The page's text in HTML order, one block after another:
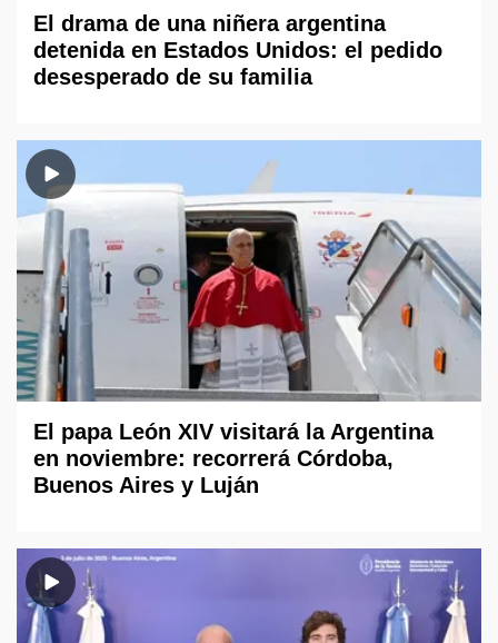
El drama de una niñera argentina
detenida en Estados Unidos: el pedido
desesperado de su familia
El papa León XIV visitará la Argentina
en noviembre: recorrerá Córdoba,
Buenos Aires y Luján